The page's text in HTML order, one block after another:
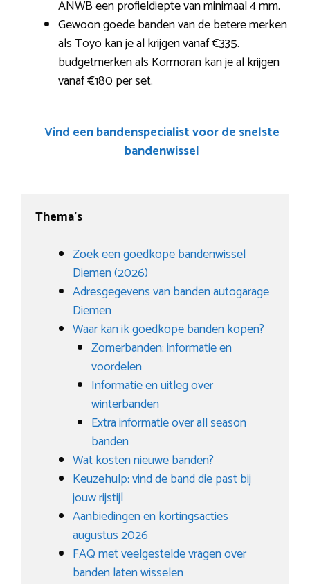
ANWB een profieldiepte van minimaal 4 mm.
Gewoon goede banden van de betere merken
als Toyo kan je al krijgen vanaf €335.
budgetmerken als Kormoran kan je al krijgen
vanaf €180 per set.
Vind een bandenspecialist voor de snelste
bandenwissel
Thema’s
Zoek een goedkope bandenwissel
Diemen (2026)
Adresgegevens van banden autogarage
Diemen
Waar kan ik goedkope banden kopen?
Zomerbanden: informatie en
voordelen
Informatie en uitleg over
winterbanden
Extra informatie over all season
banden
Wat kosten nieuwe banden?
Keuzehulp: vind de band die past bij
jouw rijstijl
Aanbiedingen en kortingsacties
augustus 2026
FAQ met veelgestelde vragen over
banden laten wisselen